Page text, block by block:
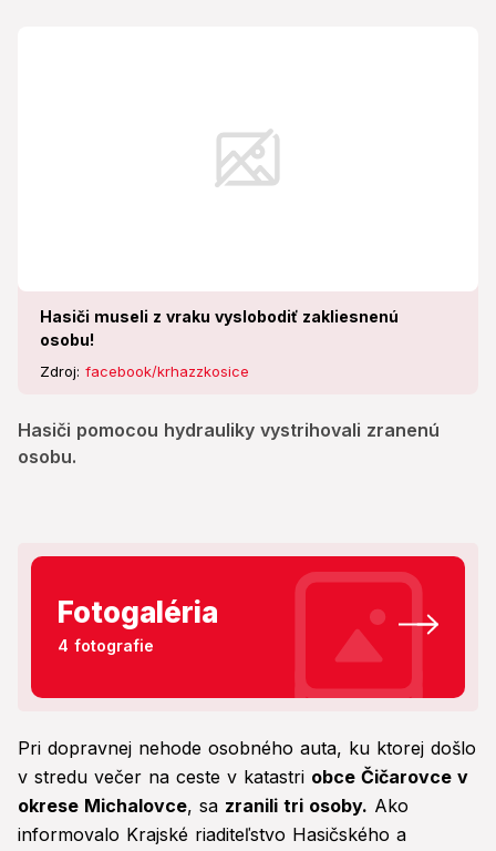
Hasiči museli z vraku vyslobodiť zakliesnenú
osobu!
Zdroj: facebook/krhazzkosice
Hasiči pomocou hydrauliky vystrihovali zranenú
osobu.
Fotogaléria
4 fotografie
Pri dopravnej nehode osobného auta, ku ktorej došlo
v stredu večer na ceste v katastri obce Čičarovce v
okrese Michalovce, sa zranili tri osoby. Ako
informovalo Krajské riaditeľstvo Hasičského a